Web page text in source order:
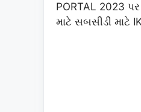
PORTAL 2023
માટે સબસીડી